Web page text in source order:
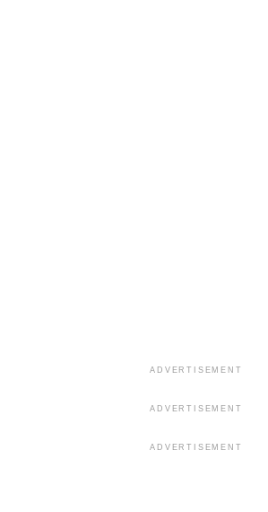
ADVERTISEMENT
ADVERTISEMENT
ADVERTISEMENT